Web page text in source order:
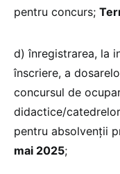
pentru concurs;
d) înregistrarea, la
înscriere, a
concursul de
didactice/
pentru absolvenții
mai 2025;